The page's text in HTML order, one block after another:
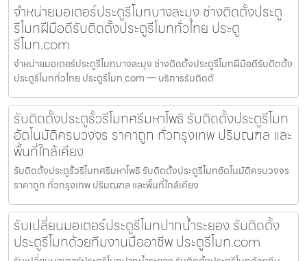
จำหน่ายมอเตอร์ประตูรีโมทบางละมุง ช่างติดตั้งประตู
รีโมทฝีมือดีรับติดตั้งประตูรีโมททั่วไทย ประตู
รีโมท.com
จำหน่ายมอเตอร์ประตูรีโมทบางละมุง ช่างติดตั้งประตูรีโมทฝีมือดีรับติดตั้ง
ประตูรีโมททั่วไทย ประตูรีโมท.com — บริการรับติดตั
รับติดตั้งประตูรั้วรีโมทศรีมหาโพธิ รับติดตั้งประตูรีโมท
อัตโนมัติครบวงจร ราคาถูก ทั่วกรุงเทพ ปริมณฑล และ
พื้นที่ใกล้เคียง
รับติดตั้งประตูรั้วรีโมทศรีมหาโพธิ รับติดตั้งประตูรีโมทอัตโนมัติครบวงจร
ราคาถูก ทั่วกรุงเทพ ปริมณฑล และพื้นที่ใกล้เคียง
รับเปลี่ยนมอเตอร์ประตูรีโมทปากน้ำระยอง รับติดตั้ง
ประตูรีโมทด้วยทีมงานมืออาชีพ ประตูรีโมท.com